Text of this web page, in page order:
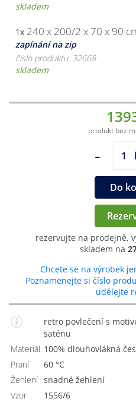
skladem
1x 240 x 200/2 x 70 x 90
zapínání na zip
číslo produktu: 32668
skladem
produkt bez
-
Do
rezervujte na prodejně,
skladem na
Chcete se na výrobek
Poznamenejte si číslo
udělejte
retro povlečení s motivem kružnic z bavlněného
saténu
Materiál
100% dlouhovlákná
Praní
60 °C
Žehlení
Snadné žehlení
Vzor
1556/6